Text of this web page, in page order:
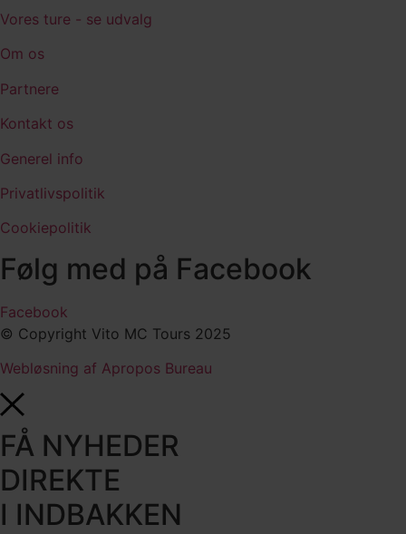
Vores ture - se udvalg
Om os
Partnere
Kontakt os
Generel info
Privatlivspolitik
Cookiepolitik
Følg med på Facebook
Facebook
© Copyright Vito MC Tours 2025
Webløsning af Apropos Bureau
FÅ NYHEDER
DIREKTE
I INDBAKKEN